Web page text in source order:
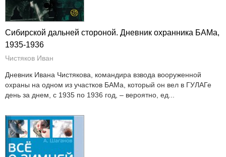
Сибирской дальней стороной. Дневник охранника БАМа,
1935-1936
Чистяков Иван
Дневник Ивана Чистякова, командира взвода вооруженной
охраны на одном из участков БАМа, который он вел в ГУЛАГе
день за днем, с 1935 по 1936 год, – вероятно, ед...